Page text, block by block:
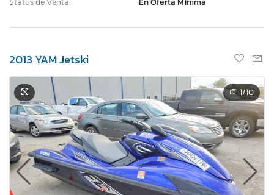
2013 YAM Jetski
1/10